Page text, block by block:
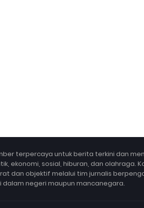
terpercaya untuk berita terkini dan
ekonomi, sosial, hiburan, dan olahraga.
dan objektif melalui tim jurnalis
negeri maupun mancanegara.